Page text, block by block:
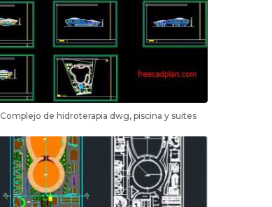
Complejo de hidroterapia dwg, piscina y suites